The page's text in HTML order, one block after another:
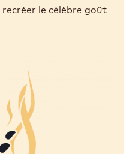
le célèbre goût